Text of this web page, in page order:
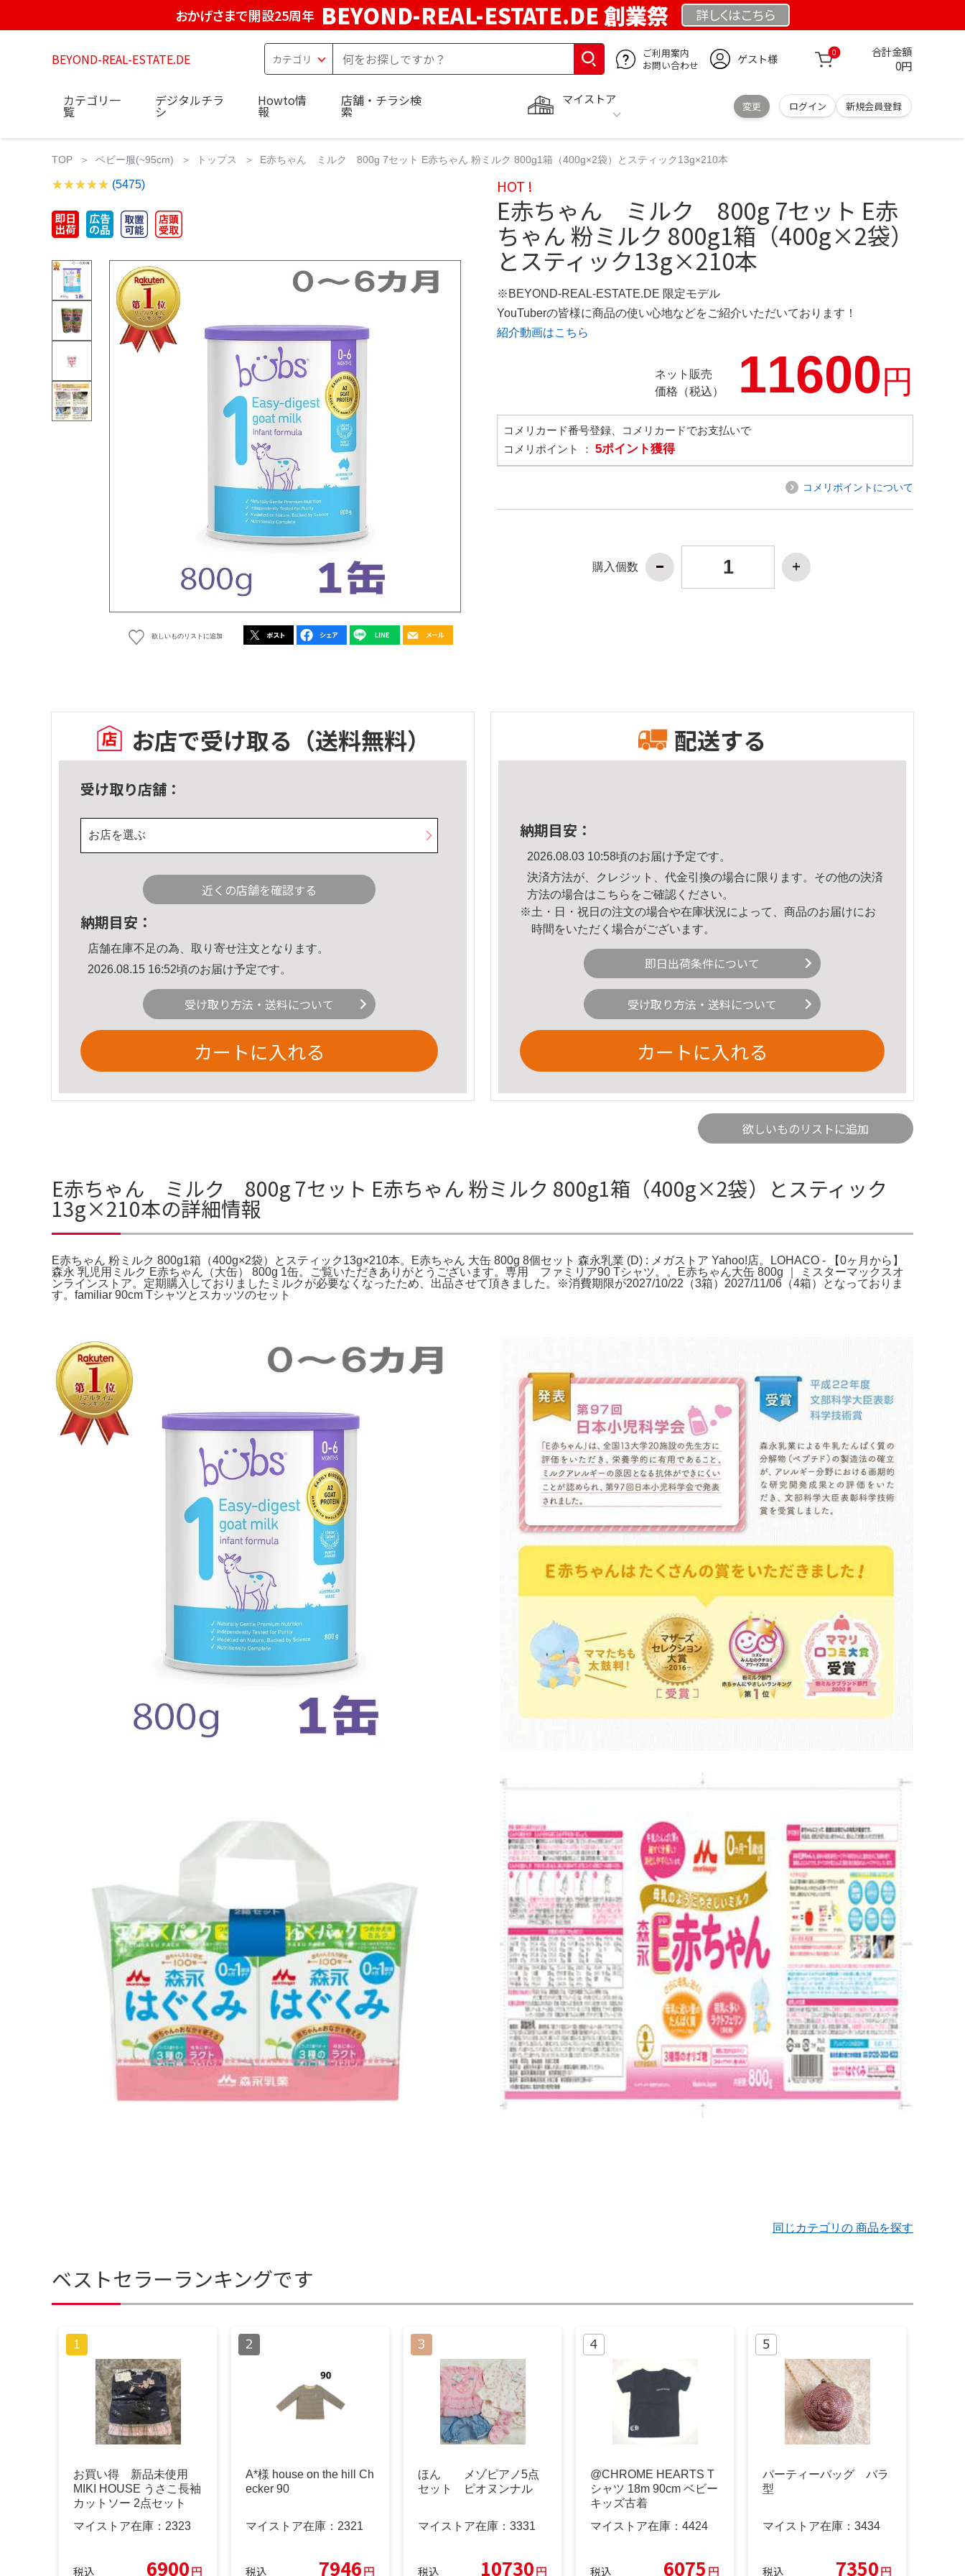
おかげさまで開設25周年 BEYOND-REAL-ESTATE.DE 創業祭 詳しくはこちら
BEYOND-REAL-ESTATE.DE
ご利用案内
お問い合わせ
ゲスト様 0 合計金額
0円
マイストア
変更 ログイン 新規会員登録
カテゴリ一
覧
デジタルチラ
シ
Howto情
報
店舗・チラシ検
索
TOP ベビー服(~95cm) トップス E赤ちゃん ミルク 800g 7セット E赤ちゃん 粉ミルク 800g1箱（400g×2袋）とスティック13g×210本
(5475)
欲しいものリストに追加
HOT !
E赤ちゃん ミルク 800g 7セット E赤
ちゃん 粉ミルク 800g1箱（400g×2袋）
とスティック13g×210本
※BEYOND-REAL-ESTATE.DE 限定モデル
YouTuberの皆様に商品の使い心地などをご紹介いただいております！
紹介動画はこちら
ネット販売
価格（税込）
11600円
コメリカード番号登録、コメリカードでお支払いで
コメリポイント ： 5ポイント獲得
コメリポイントについて
購入個数
お店で受け取る （送料無料）
受け取り店舗：
お店を選ぶ
近くの店舗を確認する
納期目安：
店舗在庫不足の為、取り寄せ注文となります。
2026.08.15 16:52頃のお届け予定です。
受け取り方法・送料について
カートに入れる
配送する
納期目安：
2026.08.03 10:58頃のお届け予定です。
決済方法が、クレジット、代金引換の場合に限ります。その他の決済
方法の場合はこちら をご確認ください。
※土・日・祝日の注文の場合や在庫状況によって、商品のお届けにお
時間をいただく場合がございます。
即日出荷条件について
受け取り方法・送料について
カートに入れる
欲しいものリストに追加
E赤ちゃん ミルク 800g 7セット E赤ちゃん 粉ミルク 800g1箱（400g×2袋）とスティック
13g×210本の詳細情報
E赤ちゃん 粉ミルク 800g1箱（400g×2袋）とスティック13g×210本。E赤ちゃん 大缶 800g 8個セット 森永乳業 (D) : メガストア Yahoo!店。LOHACO - 【0ヶ月から】
森永 乳児用ミルク E赤ちゃん（大缶） 800g 1缶。ご覧いただきありがとうございます。専用 ファミリア90 Tシャツ。。E赤ちゃん大缶 800g ｜ ミスターマックスオ
ンラインストア。定期購入しておりましたミルクが必要なくなったため、出品させて頂きました。※消費期限が2027/10/22（3箱）2027/11/06（4箱）となっておりま
す。familiar 90cm Tシャツとスカッツのセット
同じカテゴリの 商品を探す
ベストセラーランキングです
お買い得 新品未使用
MIKI HOUSE うさこ長袖
カットソー 2点セット
マイストア在庫： 2323
税込 6900円
A*様 house on the hill Ch
ecker 90
マイストア在庫： 2321
税込 7946円
ほん メゾピアノ5点
セット ピオヌンナル
マイストア在庫： 3331
税込 10730円
@CHROME HEARTS T
シャツ 18m 90cm ベビー
キッズ古着
マイストア在庫： 4424
税込 6075 円
パーティーバッグ バラ
型
マイストア在庫： 3434
税込 7350円